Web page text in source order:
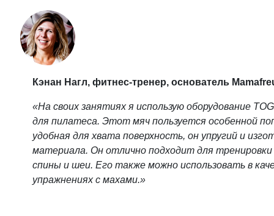
Кэнан Нагл, фитнес-тренер, основатель
«На своих занятиях я использую оборудование
для пилатеса. Этот мяч пользуется особенной
удобная для хвата поверхность, он упругий и
материала. Он отлично подходит для
спины и шеи. Его также можно использовать в
упражнениях с махами.»